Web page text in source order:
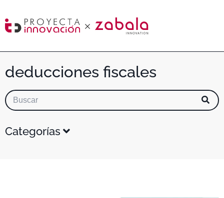
deducciones fiscales
Categorías